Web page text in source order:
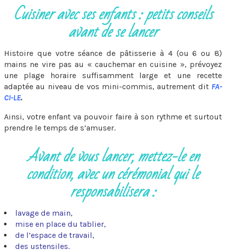
Cuisiner avec ses enfants : petits conseils
avant de se lancer
Histoire que votre séance de pâtisserie à 4 (ou 6 ou 8)
mains ne vire pas au « cauchemar en cuisine », prévoyez
une plage horaire suffisamment large et une recette
adaptée au niveau de vos mini-commis, autrement dit FA-
CI-LE.
Ainsi, votre enfant va pouvoir faire à son rythme et surtout
prendre le temps de s’amuser.
Avant de vous lancer, mettez-le en
condition, avec un cérémonial qui le
responsabilisera :
lavage de main,
mise en place du tablier,
de l’espace de travail,
des ustensiles.